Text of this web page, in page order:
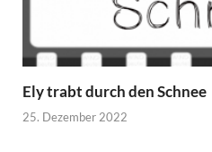
Ely trabt durch den Schnee
25. Dezember 2022